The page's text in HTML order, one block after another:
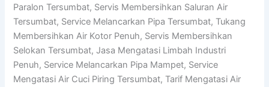
Paralon Tersumbat, Servis Membersihkan Saluran Air
Tersumbat, Service Melancarkan Pipa Tersumbat, Tukang
Membersihkan Air Kotor Penuh, Servis Membersihkan
Selokan Tersumbat, Jasa Mengatasi Limbah Industri
Penuh, Service Melancarkan Pipa Mampet, Service
Mengatasi Air Cuci Piring Tersumbat, Tarif Mengatasi Air